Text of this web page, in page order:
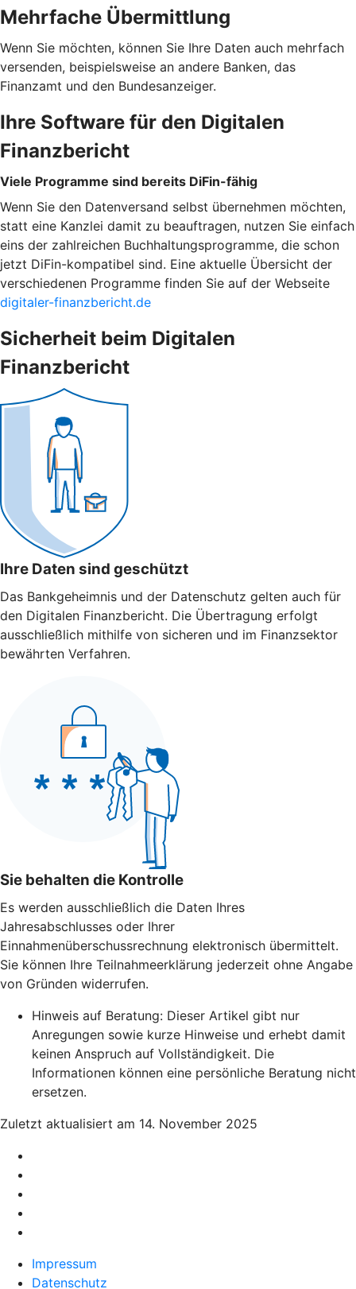
Mehrfache Übermittlung
Wenn Sie möchten, können Sie Ihre Daten auch mehrfach
versenden, beispielsweise an andere Banken, das
Finanzamt und den Bundesanzeiger.
Ihre Software für den Digitalen
Finanzbericht
Viele Programme sind bereits DiFin-fähig
Wenn Sie den Datenversand selbst übernehmen möchten,
statt eine Kanzlei damit zu beauftragen, nutzen Sie einfach
eins der zahlreichen Buchhaltungsprogramme, die schon
jetzt DiFin-kompatibel sind. Eine aktuelle Übersicht der
verschiedenen Programme finden Sie auf der Webseite
digitaler-finanzbericht.de
Sicherheit beim Digitalen
Finanzbericht
Ihre Daten sind geschützt
Das Bankgeheimnis und der Datenschutz gelten auch für
den Digitalen Finanzbericht. Die Übertragung erfolgt
ausschließlich mithilfe von sicheren und im Finanzsektor
bewährten Verfahren.
Sie behalten die Kontrolle
Es werden ausschließlich die Daten Ihres
Jahresabschlusses oder Ihrer
Einnahmenüberschussrechnung elektronisch übermittelt.
Sie können Ihre Teilnahmeerklärung jederzeit ohne Angabe
von Gründen widerrufen.
Hinweis auf Beratung: Dieser Artikel gibt nur
Anregungen sowie kurze Hinweise und erhebt damit
keinen Anspruch auf Vollständigkeit. Die
Informationen können eine persönliche Beratung nicht
ersetzen.
Zuletzt aktualisiert am 14. November 2025
Impressum
Datenschutz